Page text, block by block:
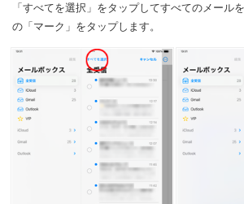
「すべてを選択」をタップしてすべてのメール
の「マーク」をタップします。